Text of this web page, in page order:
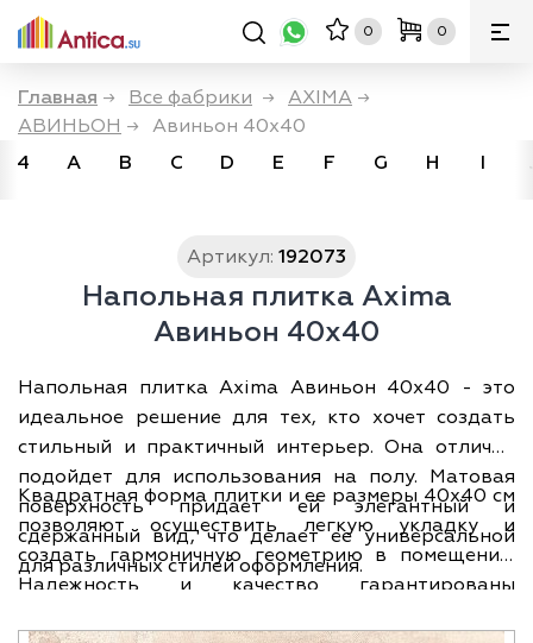
0 0
Главная → Все фабрики → AXIMA →
АВИНЬОН → Авиньон 40x40
4
A B C D E F G H I
Артикул: 192073
Напольная плитка Axima
Авиньон 40x40
Напольная плитка Axima Авиньон 40x40 - это
идеальное решение для тех, кто хочет создать
стильный и практичный интерьер. Она отлично
подойдет для использования на полу. Матовая
поверхность придает ей элегантный и
сдержанный вид, что делает ее универсальной
для различных стилей оформления.
Квадратная форма плитки и ее размеры 40х40 см
позволяют осуществить легкую укладку и
создать гармоничную геометрию в помещении.
Надежность и качество гарантированы